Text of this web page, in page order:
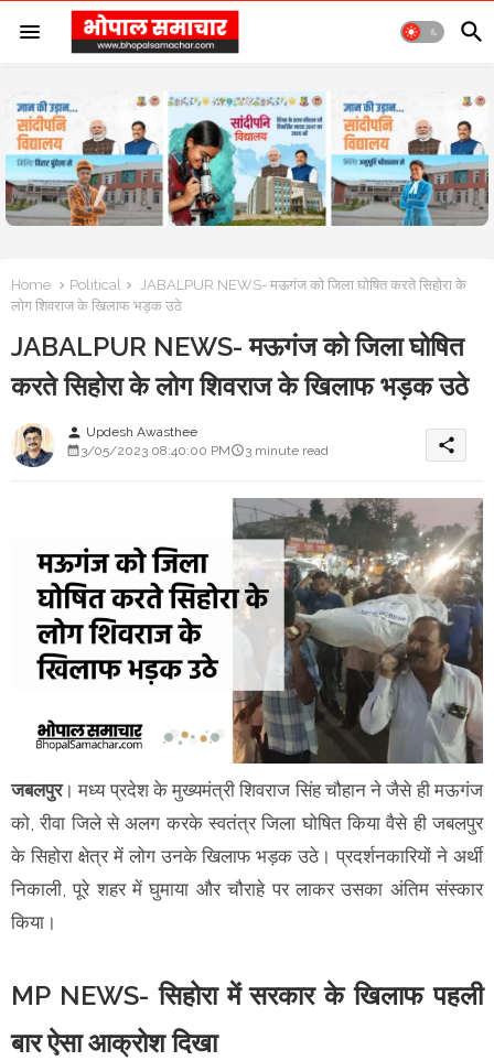
Home Political
JABALPUR NEWS- मऊगंज को जिला घोषित करते सिहोरा के
लोग शिवराज के खिलाफ भड़क उठे
JABALPUR NEWS- मऊगंज को जिला घोषित
करते सिहोरा के लोग शिवराज के खिलाफ भड़क उठे
person Updesh Awasthee
3/05/2023 08:40:00 PM
3 minute read share
जबलपुर। मध्य प्रदेश के मुख्यमंत्री शिवराज सिंह चौहान ने जैसे ही मऊगंज
को, रीवा जिले से अलग करके स्वतंत्र जिला घोषित किया वैसे ही जबलपुर
के सिहोरा क्षेत्र में लोग उनके खिलाफ भड़क उठे। प्रदर्शनकारियों ने अर्थी
निकाली, पूरे शहर में घुमाया और चौराहे पर लाकर उसका अंतिम संस्कार
किया।
MP NEWS- सिहोरा में सरकार के खिलाफ पहली
बार ऐसा आक्रोश दिखा